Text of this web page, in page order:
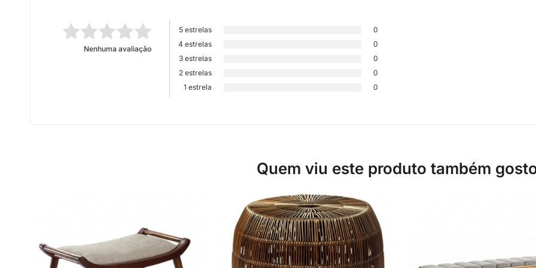
Nenhuma avaliação
5 estrelas
0
4 estrelas
0
3 estrelas
0
2 estrelas
0
1 estrela
0
Quem viu este produto também